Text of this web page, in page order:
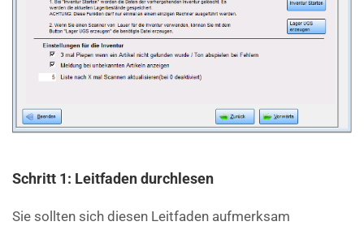
Schritt 1: Leitfaden durchlesen
Sie sollten sich diesen Leitfaden aufmerksam